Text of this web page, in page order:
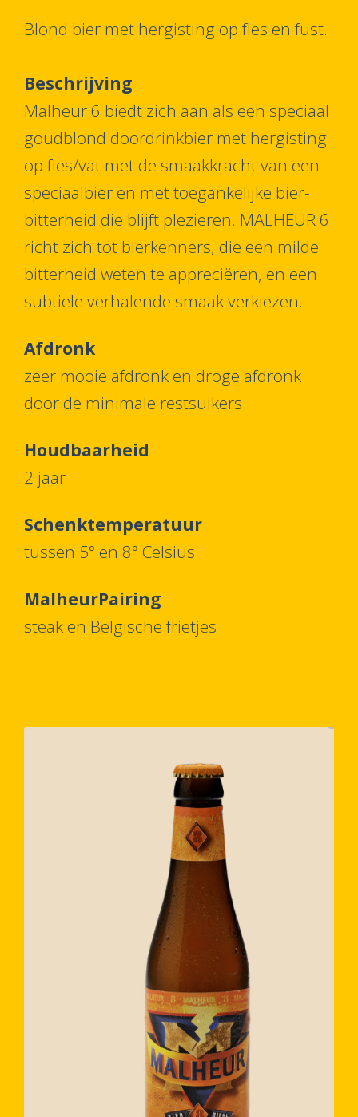
Blond bier met hergisting op fles en fust.
Beschrijving
Malheur 6 biedt zich aan als een speciaal
goudblond doordrinkbier met hergisting
op fles/vat met de smaakkracht van een
speciaalbier en met toegankelijke bier-
bitterheid die blijft plezieren. MALHEUR 6
richt zich tot bierkenners, die een milde
bitterheid weten te appreciëren, en een
subtiele verhalende smaak verkiezen.
Afdronk
zeer mooie afdronk en droge afdronk
door de minimale restsuikers
Houdbaarheid
2 jaar
Schenktemperatuur
tussen 5° en 8° Celsius
MalheurPairing
steak en Belgische frietjes